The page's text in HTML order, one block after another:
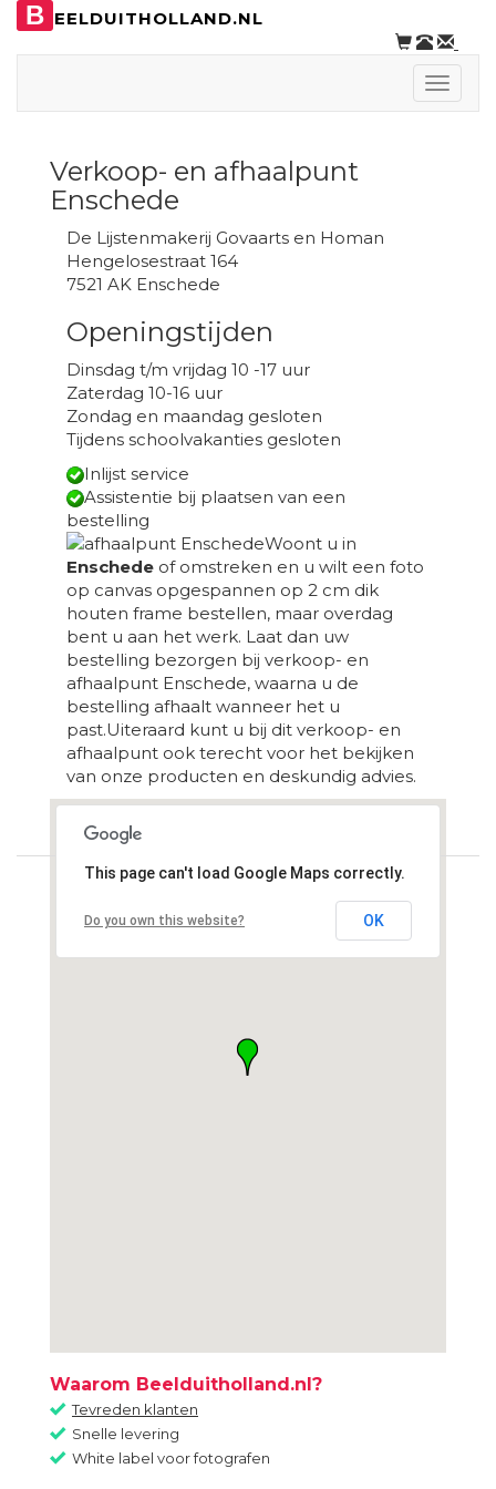
B EELDUITHOLLAND.NL
Toggle
Verkoop- en afhaalpunt
Enschede
De Lijstenmakerij Govaarts en Homan
Hengelosestraat 164
7521 AK Enschede
Openingstijden
Dinsdag t/m vrijdag 10 -17 uur
Zaterdag 10-16 uur
Zondag en maandag gesloten
Tijdens schoolvakanties gesloten
Inlijst service
Assistentie bij plaatsen van een
bestelling
Woont u in
Enschede of omstreken en u wilt een foto
op canvas opgespannen op 2 cm dik
houten frame bestellen, maar overdag
bent u aan het werk. Laat dan uw
bestelling bezorgen bij verkoop- en
afhaalpunt Enschede, waarna u de
bestelling afhaalt wanneer het u
past.Uiteraard kunt u bij dit verkoop- en
afhaalpunt ook terecht voor het bekijken
van onze producten en deskundig advies.
Loading...
This page can't load Google Maps correctly.
Do you own this website? OK
Waarom Beelduitholland.nl?
Tevreden klanten
Snelle levering
White label voor fotografen